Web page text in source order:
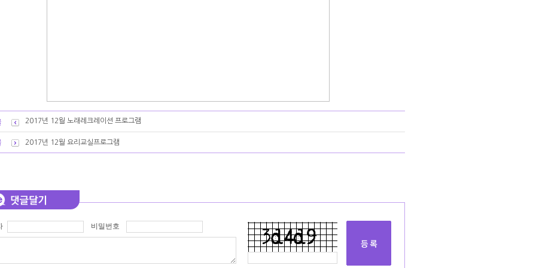
2017년 12월 노래레크레이션 프로그램
2017년 12월 요리교실프로그램
비밀번호